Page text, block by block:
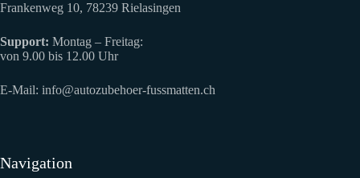
Frankenweg 10, 78239 Rielasingen
Support: Montag – Freitag:
von 9.00 bis 12.00 Uhr
E-Mail: info@autozubehoer-fussmatten.ch
Navigation